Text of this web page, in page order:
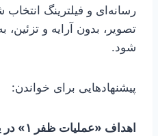
رسانه‌ای و فیلترینگ
تصویر، بدون آرایه و
شود.
پیشنهادهایی برای خواندن:
اهداف «عملیات ظفر ۱» در یک نگاه